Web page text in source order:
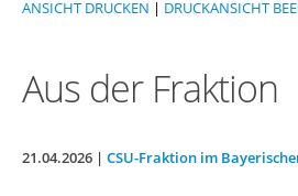
ANSICHT DRUCKEN | DRUCKANSICHT
Aus der Fraktion
21.04.2026 | CSU-Fraktion im